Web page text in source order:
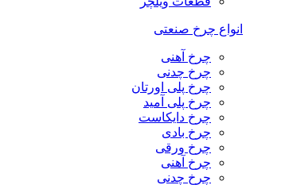
انواع چرخ صنعتی
چرخ آهنی
چرخ چدنی
چرخ پلی اورتان
چرخ پلی آمید
چرخ دایکاست
چرخ بادی
چرخ ورقی
چرخ آهنی
چرخ چدنی